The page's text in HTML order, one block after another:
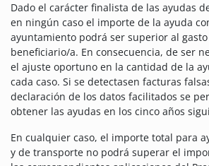
Dado el carácter finalista de las ayudas
en ningún caso el importe de la ayuda
ayuntamiento podrá ser superior al
beneficiario/a. En consecuencia, de ser
el ajuste oportuno en la cantidad de la
cada caso. Si se detectasen facturas
declaración de los datos facilitados se
obtener las ayudas en los cinco años
En cualquier caso, el importe total para
y de transporte no podrá superar el